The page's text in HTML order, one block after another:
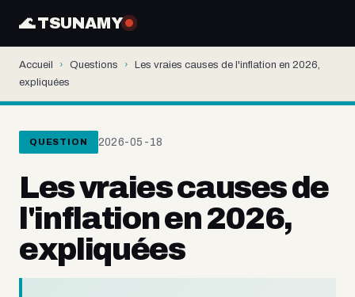
🌊 TSUNAMY
Accueil › Questions › Les vraies causes de l'inflation en 2026,
expliquées
QUESTION 2026-05-18
Les vraies causes de
l'inflation en 2026,
expliquées